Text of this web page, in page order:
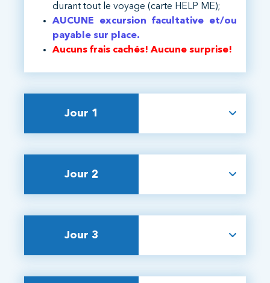
durant tout le voyage (carte HELP ME);
AUCUNE excursion facultative et/ou
payable sur place.
Aucuns frais cachés! Aucune surprise!
Jour 1
Jour 2
Jour 3